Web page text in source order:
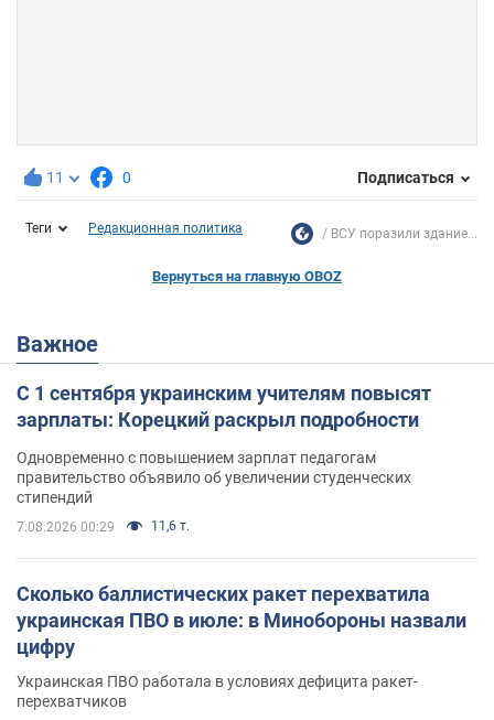
11 0 Подписаться
Теги Редакционная политика ВСУ поразили здание...
Вернуться на главную OBOZ
Важное
С 1 сентября украинским учителям повысят
зарплаты: Корецкий раскрыл подробности
Одновременно с повышением зарплат педагогам
правительство объявило об увеличении студенческих
стипендий
7.08.2026 00:29 11,6 т.
Сколько баллистических ракет перехватила
украинская ПВО в июле: в Минобороны назвали
цифру
Украинская ПВО работала в условиях дефицита ракет-
перехватчиков